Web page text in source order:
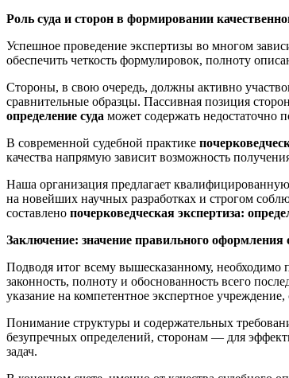
Роль суда и сторон в формировании
Успешное проведение экспертизы во многом
обеспечить четкость формулировок, полноту
Стороны, в свою очередь, должны активно
сравнительные образцы. Пассивная позиция
определение суда может содержать недостаточно
В современной судебной практике
качества напрямую зависит возможность
Наша организация предлагает
на новейших научных разработках и строгом
составлено почерковедческая экспертиза:
Заключение: значение правильного оформления
Подводя итог всему вышесказанному, необходимо
законность, полноту и обоснованность всего
указание на компетентное экспертное
Понимание структуры и содержательных
безупречных определений, сторонам — для
задач.